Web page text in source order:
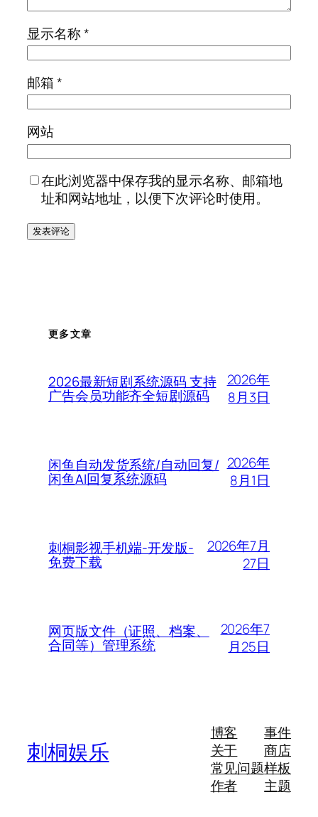
显示名称*
邮箱*
网站
在此浏览器中保存我的显示名称、邮箱地
址和网站地址，以便下次评论时使用。
更多文章
2026最新短剧系统源码 支持
广告会员功能齐全短剧源码
2026年
8月3日
闲鱼自动发货系统/自动回复/
闲鱼AI回复系统源码
2026年
8月1日
刺桐影视手机端-开发版-
免费下载
2026年7月
27日
网页版文件（证照、档案、
合同等）管理系统
2026年7
月25日
刺桐娱乐
博客
关于
常见问题
作者
事件
商店
样板
主题